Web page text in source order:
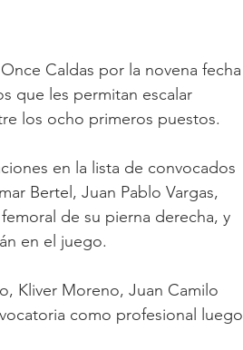
Caldas por la novena fecha
que les permitan escalar
los ocho primeros puestos.
en la lista de convocados
Bertel, Juan Pablo Vargas,
de su pierna derecha, y
en el juego.
Kliver Moreno, Juan Camilo
como profesional luego